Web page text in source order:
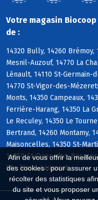
Afin de vous offrir la
des cookies : pour assurer
récolter des statistiques
du site et vous proposer
Votre magasin
de :
14320 Bully, 14260
Mesnil-Auzouf, 14770 La
Lénault, 14110 St-Germain-
14770 St-Vigor-des-
Monts, 14350 Campeaux,
Ferrière-Harang, 14350 La
Le Reculey, 14350 Le
Bertrand, 14260 Montamy,
Maisoncelles, 14350 St-
14350 St-Ouen-des-
Ste-Marie-Laumont